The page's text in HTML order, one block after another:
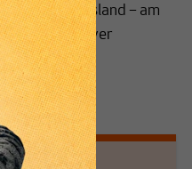
aus dem Ausland – am
trotz intensiver
Prozess.